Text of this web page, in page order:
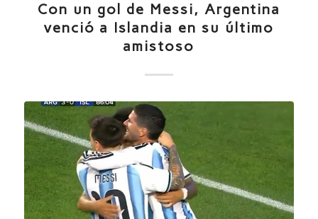
Con un gol de Messi, Argentina
venció a Islandia en su último
amistoso